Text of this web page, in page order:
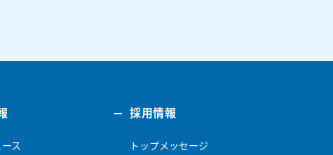
ス
採用情報
トップメッセージ